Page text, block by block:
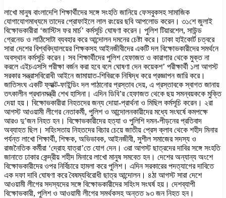
লাখো মানুষ বাংলাদেশি শিক্ষার্থীদের সঙ্গে সংহতি জানিয়ে ফেসবুকসহ সামাজিক
যোগাযোগমাধ্যমে তাদের প্রোফাইলে লাল রংয়ের ছবি আপলোড করেন। ৩১শে জুলাই
বিক্ষোভকারীরা ‘জাস্টিস ফর মার্চ’ কর্মসূচি ঘোষণা করেন। পুলিশ টিয়ারশেল, সাউন্ড
গ্রেনেড ও লাঠিসোটা ব্যবহার করে আন্দোলন দমনের চেষ্টা করে। ঢাকা হাইকোর্ট চত্বরে
সারা দেশের বিশ্ববিদ্যালয়ের শিক্ষকসহ আইনজীবীদের একটি দল বিক্ষোভকারীদের সমর্থনে
অবস্থান কর্মসূচি করেন। সব শিক্ষার্থীদের পুলিশ হেফাজত ও কারাগার থেকে মুক্ত না
করলে এইচএসসি পরীক্ষা বর্জন করা হবে বলে ঘোষণা দেন কয়েকশ’ পরীক্ষার্থী ১লা আগস্ট
সরকার সন্ত্রাসবিরোধী আইনে জামায়াত-শিবিরকে নিষিদ্ধ করে প্রজ্ঞাপন জারি করে।
জাতিসংঘ একটি ফ্যাক্ট-ফাইন্ডিং দল পাঠানোর প্রস্তাব দেয়, এ প্রস্তাবকে স্বাগত জানায়
তৎকালীন প্রধানমন্ত্রী শেখ হাসিনা। এদিন ডিবি’র হেফাজত থেকে ছয় সমন্বয়ককে মুক্তি
দেয়া হয়। বিক্ষোভকারীরা নিহতদের জন্য দোয়া-প্রার্থনা ও মিছিল কর্মসূচি করেন। ২রা
আগস্ট আওয়ামী লীগের নেতাকর্মী, পুলিশ ও আন্দোলনকারীদের মধ্যে সংঘর্ষে কমপক্ষে
আরও দু’জন নিহত হন। বিক্ষোভকারীদের হত্যা ও পুলিশি দমন-পীড়নের প্রতিবাদ
অব্যাহত ছিল। সহিংসতায় নিহতদের বিচার চেয়ে জাতীয় প্রেস ক্লাব থেকে শহীদ মিনার
পর্যন্ত লাখো শিক্ষার্থী, শিক্ষক, অভিভাবক, আইনজীবী, সুশীল সমাজের সদস্য ও
রাজনৈতিক কর্মীরা ‘দ্রোহ যাত্রা’তে যোগ দেন। ৩রা আগস্ট ছাত্রদের দাবির সঙ্গে সংহতি
জানাতে ঢাকার কেন্দ্রীয় শহীদ মিনারে লাখো মানুষ সমবেত হন। দেশের অন্যান্য অংশে
বিক্ষোভকারীদের ওপর নির্বিচারে হামলা করে পুলিশ। এদিন সরকারের পদত্যাগের দাবিতে
এক দফা দাবি ঘোষণা করে বৈষম্যবিরোধী ছাত্র আন্দোলন। ৪ঠা আগস্ট সারা দেশে
আওয়ামী লীগের সদস্যদের সঙ্গে বিক্ষোভকারীদের সহিংস সংঘর্ষ হয়। দেশব্যাপী
বিক্ষোভকারী, পুলিশ ও আওয়ামী লীগের সমর্থকসহ অন্তত ৯৩ জন নিহত হন।